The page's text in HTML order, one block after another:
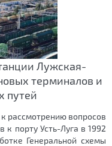
Лужская-
терминалов и
путей
рассмотрению вопросов
порту Усть-Луга в 1992
Генеральной схемы